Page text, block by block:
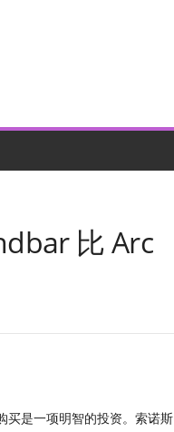
比 Arc
买是一项明智的投资。索诺斯